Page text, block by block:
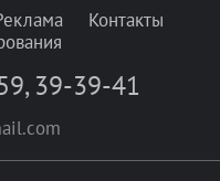
Контакты
, 39-39-41